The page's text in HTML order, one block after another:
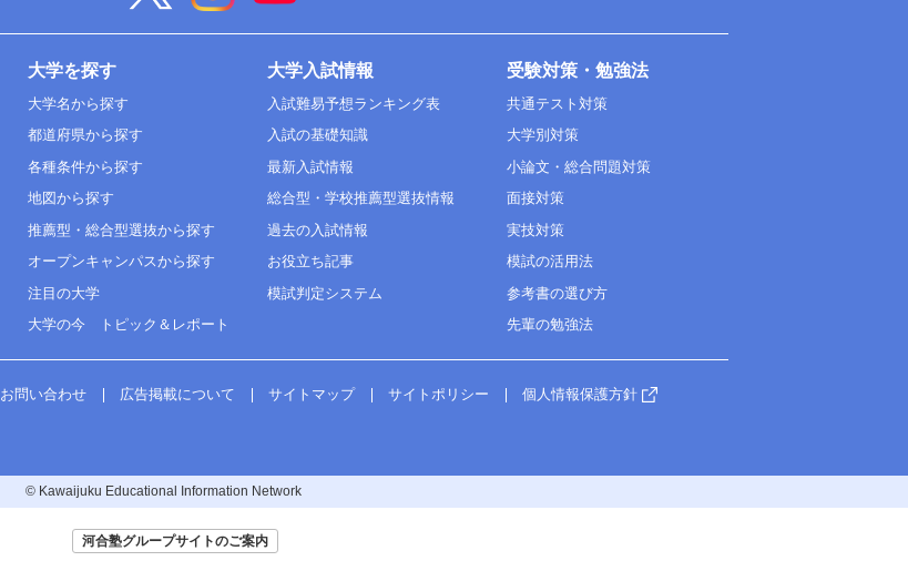
大学を探す
大学名から探す
都道府県から探す
各種条件から探す
地図から探す
推薦型・総合型選抜から探す
オープンキャンパスから探す
注目の大学
大学の今 トピック＆レポート
大学入試情報
入試難易予想ランキング表
入試の基礎知識
最新入試情報
総合型・学校推薦型選抜情報
過去の入試情報
お役立ち記事
模試判定システム
受験対策・勉強法
共通テスト対策
大学別対策
小論文・総合問題対策
面接対策
実技対策
模試の活用法
参考書の選び方
先輩の勉強法
お問い合わせ 広告掲載について サイトマップ サイトポリシー 個人情報保護方針
© Kawaijuku Educational Information Network
河合塾グループサイトのご案内